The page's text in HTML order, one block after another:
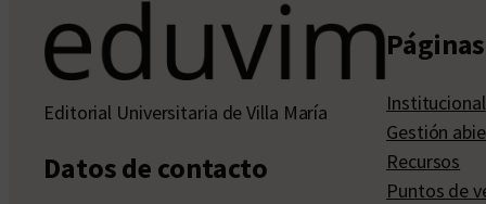
Editorial Universitaria de Villa María
Datos de contacto
Institucional
Gestión
Recursos
Puntos de